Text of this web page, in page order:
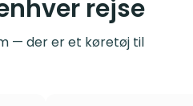
rejse
— der er et køretøj til